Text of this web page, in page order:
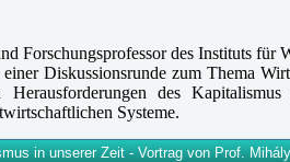
Forschungsprofessor des Instituts für
Diskussionsrunde zum Thema
des
Systeme.
in unserer Zeit - Vortrag von Prof.